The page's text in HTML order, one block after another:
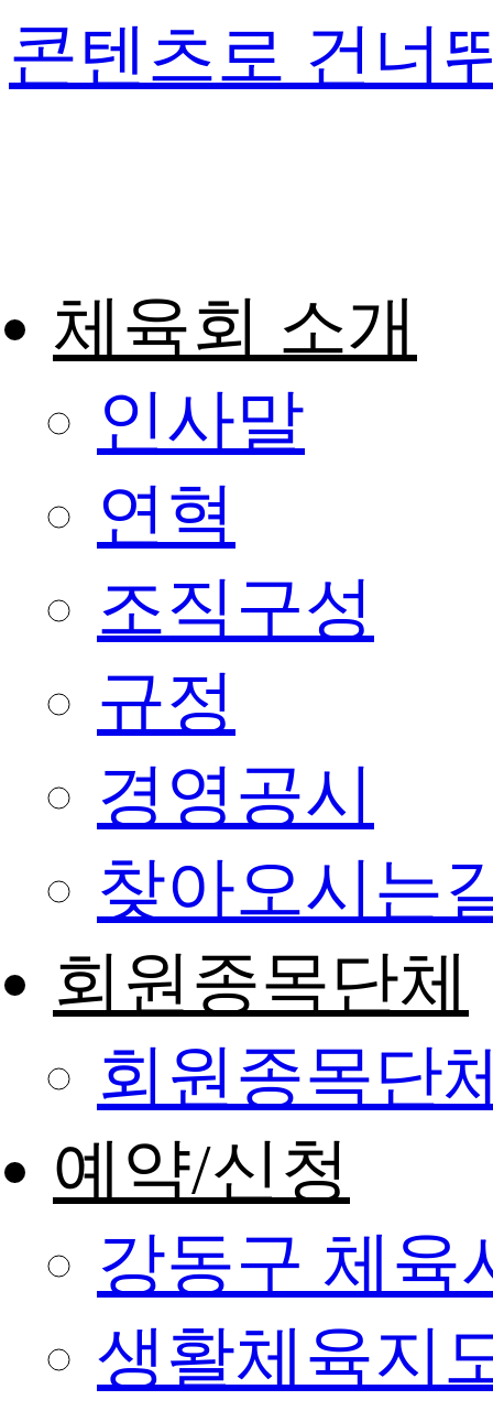
콘텐츠로 건너
체육회 소개
인사말
연혁
조직구성
규정
경영공시
찾아오시는
회원종목단체
회원종목단
예약/신청
강동구 체육
생활체육지